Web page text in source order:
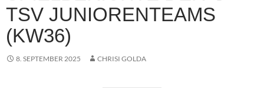
TSV JUNIORENTEAMS
(KW36)
8. SEPTEMBER 2025 CHRISI GOLDA